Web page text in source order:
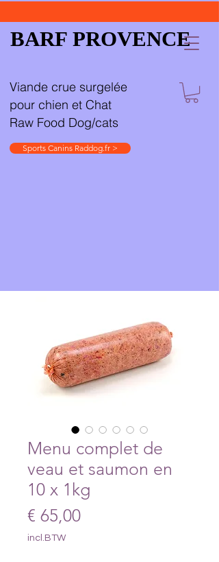
BARF PROVENCE
Viande crue surgelée
pour chien et Chat
Raw Food Dog/cats
Sports Canins Raddog.fr >
Menu complet de
veau et saumon en
10 x 1kg
€ 65,00Prijs
incl.BTW